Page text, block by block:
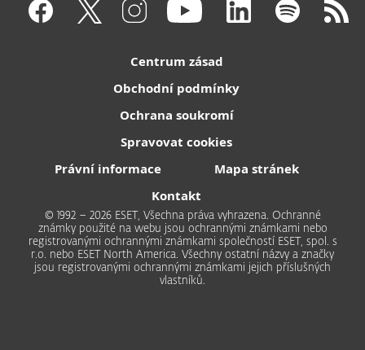
Centrum zásad
Obchodní podmínky
Ochrana soukromí
Spravovat cookies
Právní informace
Mapa stránek
Kontakt
© 1992 – 2026 ESET, Všechna práva vyhrazena. Ochranné
známky použité na webu jsou ochrannými známkami nebo
registrovanými ochrannými známkami společností ESET, spol. s
r.o. nebo ESET North America. Všechny ostatní názvy a značky
jsou registrovanými ochrannými známkami jejich příslušných
vlastníků.